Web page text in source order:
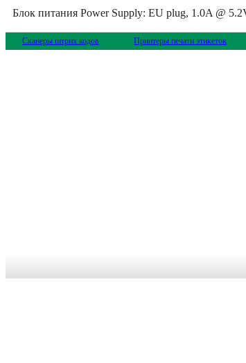
Блок питания Power Supply: EU plug, 1.0A @
Сканеры штрих кодов Принтеры печати этикеток